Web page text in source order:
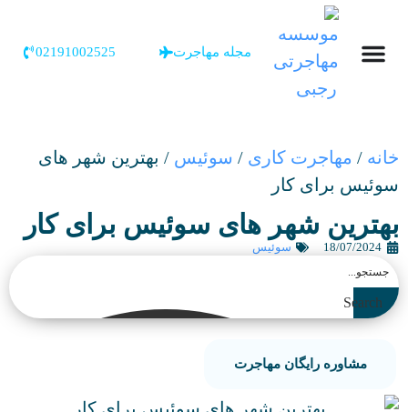
مجله مهاجرت 02191002525
خانه / مهاجرت کاری / سوئیس / بهترین شهر های
سوئیس برای کار
بهترین شهر های سوئیس برای کار
18/07/2024 سوئیس
Search
مشاوره رایگان مهاجرت